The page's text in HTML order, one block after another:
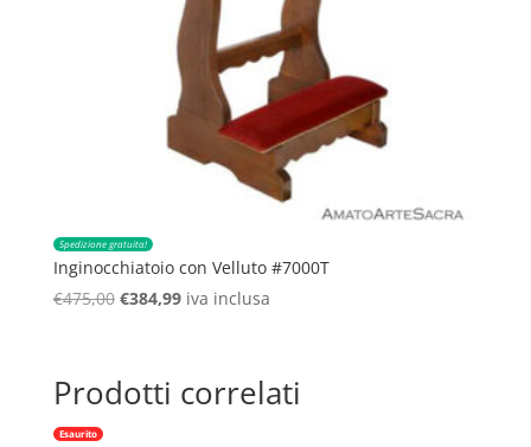
Spedizione gratuita!
Inginocchiatoio con Velluto #7000T
€475,00 Il
era:
€475,00.
€384,99Il
€384,99.
iva inclusa
Prodotti correlati
Esaurito